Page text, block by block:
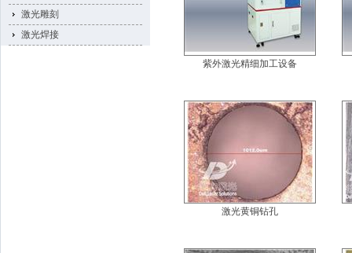
激光雕刻
激光焊接
紫外激光精细加工设备
激光黄铜钻孔